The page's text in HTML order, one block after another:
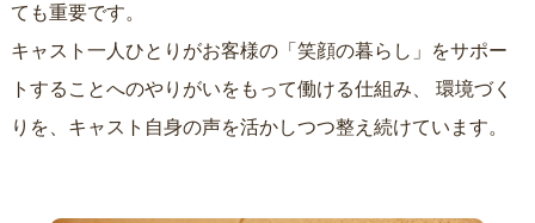
ても重要です。
キャスト一人ひとりがお客様の「笑顔の暮らし」をサポー
トすることへのやりがいをもって働ける仕組み、
りを、キャスト自身の声を活かしつつ整え続けています。